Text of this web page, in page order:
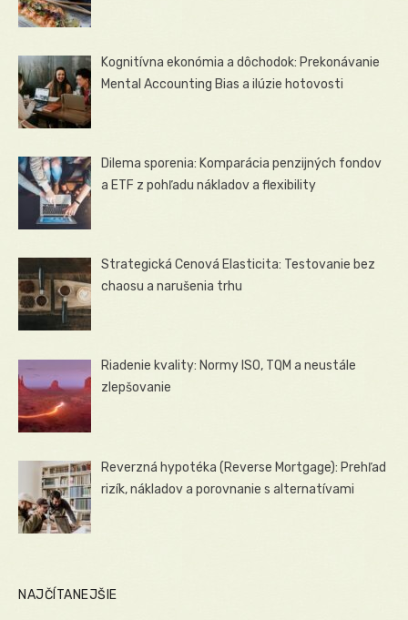
Kognitívna ekonómia a dôchodok: Prekonávanie
Mental Accounting Bias a ilúzie hotovosti
Dilema sporenia: Komparácia penzijných fondov
a ETF z pohľadu nákladov a flexibility
Strategická Cenová Elasticita: Testovanie bez
chaosu a narušenia trhu
Riadenie kvality: Normy ISO, TQM a neustále
zlepšovanie
Reverzná hypotéka (Reverse Mortgage): Prehľad
rizík, nákladov a porovnanie s alternatívami
NAJČÍTANEJŠIE